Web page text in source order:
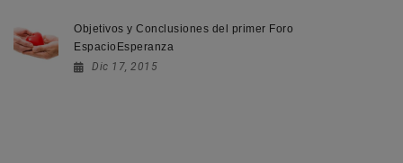
Objetivos y Conclusiones del primer Foro
EspacioEsperanza
Dic 17, 2015